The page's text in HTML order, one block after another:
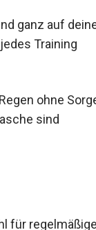
ganz auf
Training
ohne
sind
für regelmäßige